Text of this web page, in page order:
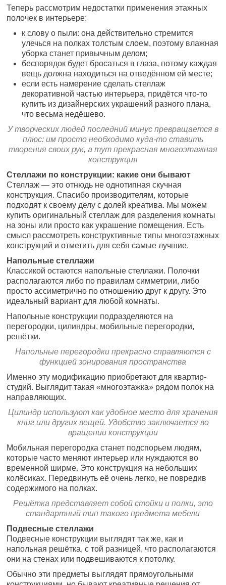
Теперь рассмотрим недостатки применения этажных
полочек в интерьере:
к слову о пыли: она действительно стремится
улечься на полках толстым слоем, поэтому влажная
уборка станет привычным делом;
беспорядок будет бросаться в глаза, потому каждая
вещь должна находиться на отведённом ей месте;
если есть намерение сделать стеллаж
декоративной частью интерьера, придётся что-то
купить из дизайнерских украшений разного плана,
что весьма недёшево.
У творческих людей последний минус превращается в
плюс: им просто необходимо куда-то ставить
творения своих рук, а тут прекрасная многоэтажная
конструкция
Стеллажи по конструкции: какие они бывают
Стеллаж — это отнюдь не однотипная скучная
конструкция. Спасибо производителям, которые
подходят к своему делу с долей креатива. Мы можем
купить оригинальный стеллаж для разделения комнаты
на зоны или просто как украшение помещения. Есть
смысл рассмотреть конструктивные типы многоэтажных
конструкций и отметить для себя самые лучшие.
Напольные стеллажи
Классикой остаются напольные стеллажи. Полочки
располагаются либо по правилам симметрии, либо
просто ассиметрично по отношению друг к другу. Это
идеальный вариант для любой комнаты.
Напольные конструкции подразделяются на
перегородки, цилиндры, мобильные перегородки,
решётки.
Напольные перегородки прекрасно справляются с
функцией зонирования пространства
Именно эту модификацию приобретают для квартир-
студий. Выглядит такая «многоэтажка» рядом полок на
направляющих.
Цилиндр используют как удобное место для хранения
книг или других вещей. Удобство заключается во
вращении конструкции
Мобильная перегородка станет подспорьем людям,
которые часто меняют интерьер или нуждаются во
временной ширме. Это конструкция на небольших
колёсиках. Передвинуть её очень легко, не повредив
содержимого на полках.
Решётка представляет собой стойки и полки, это
стандартный тип такого предмета мебели
Подвесные стеллажи
Подвесные конструкции выглядят так же, как и
напольная решётка, с той разницей, что располагаются
они на стенах или подвешиваются к потолку.
Обычно эти предметы выглядят прямоугольными